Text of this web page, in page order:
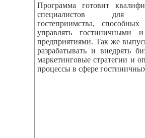
Программа готовит
специалистов для
гостеприимства, способных
управлять гостиничными
предприятиями. Так же
разрабатывать и внедрять
маркетинговые стратегии и
процессы в сфере